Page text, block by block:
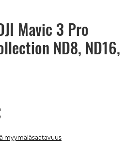
Mavic 3 Pro
ND8, ND16,
myymäläsaatavuus